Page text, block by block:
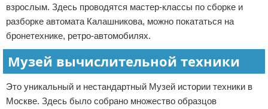
взрослым. Здесь проводятся мастер-классы по сборке и
разборке автомата Калашникова, можно покататься на
бронетехнике, ретро-автомобилях.
Музей вычислительной техники
Это уникальный и нестандартный Музей истории техники в
Москве. Здесь было собрано множество образцов